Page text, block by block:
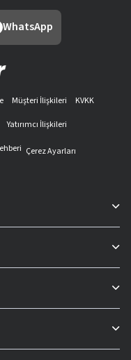
WhatsApp
Müşteri İlişkileri
KVKK
Yatırımcı İlişkileri
Çerez Ayarları